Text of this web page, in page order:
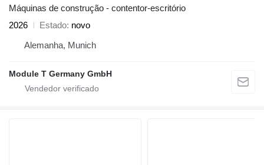
Máquinas de construção - contentor-escritório
2026
Estado novo
Alemanha, Munich
Module T Germany GmbH